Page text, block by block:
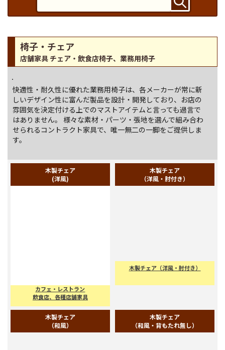
2026年1月 慰安旅行に行ってきました（1日目）
2025.10.29
ワークスゴルフコンペを開催しました！
2025.4.11
2025年ワークスバーベキューを開催しました！
2025.4.11
2025年タイ国よりGreatFoam.incがお越しになりま
椅子・チェア
店舗家具 チェア・飲食店椅子、業務用椅子
木製チェア
(洋風)
木製チェア